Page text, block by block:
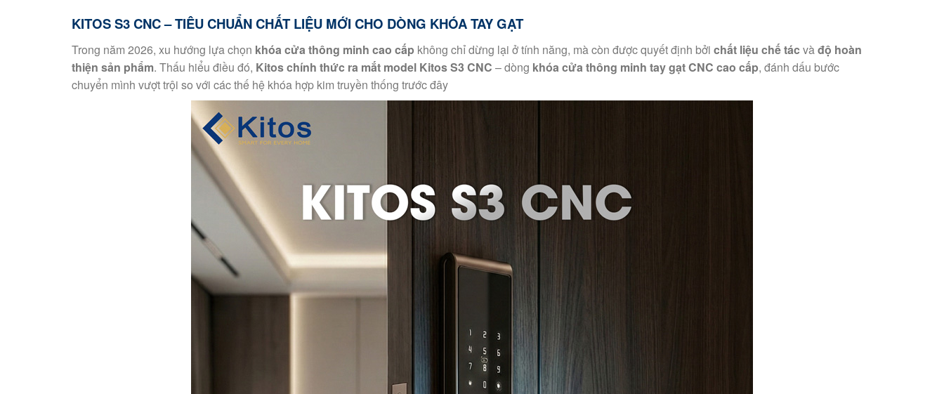
KITOS S3 CNC – TIÊU CHUẨN CHẤT LIỆU MỚI CHO DÒNG KHÓA TAY GẠT
Trong năm 2026, xu hướng lựa chọn khóa cửa thông minh cao cấp không chỉ dừng lại ở tính năng, mà còn được quyết định bởi chất liệu chế tác vàđộ hoàn
thiện sản phẩm. Thấu hiểu điều đó, Kitos chính thức ra mắt model Kitos S3 CNC – dòng khóa cửa thông minh tay gạt CNC cao cấp, đánh dấu bước
chuyển mình vượt trội so với các thế hệ khóa hợp kim truyền thống trước đây